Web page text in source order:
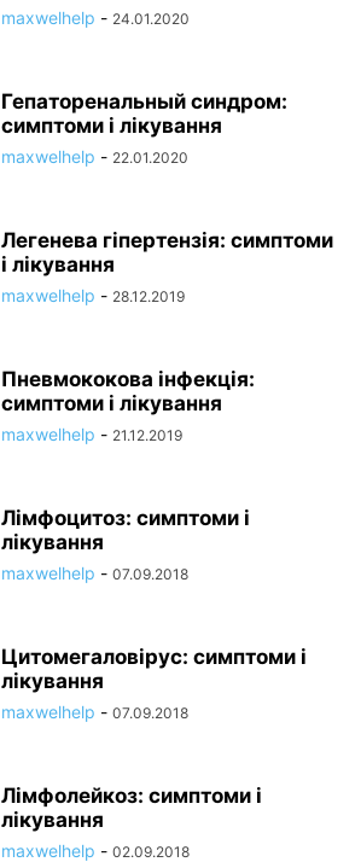
maxwelhelp - 24.01.2020
Гепаторенальный синдром:
симптоми і лікування
maxwelhelp - 22.01.2020
Легенева гіпертензія: симптоми
і лікування
maxwelhelp - 28.12.2019
Пневмококова інфекція:
симптоми і лікування
maxwelhelp - 21.12.2019
Лімфоцитоз: симптоми і
лікування
maxwelhelp - 07.09.2018
Цитомегаловірус: симптоми і
лікування
maxwelhelp - 07.09.2018
Лімфолейкоз: симптоми і
лікування
maxwelhelp - 02.09.2018